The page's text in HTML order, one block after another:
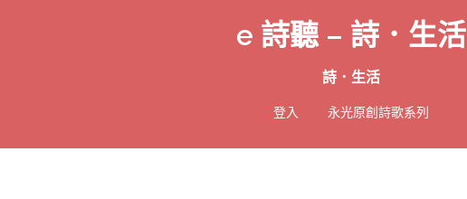
e 詩聽 – 詩．生活
詩．生活
登入 永光原創詩歌系列